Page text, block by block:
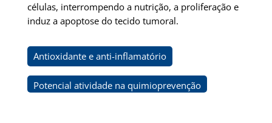
células, interrompendo a nutrição, a proliferação e
induz a apoptose do tecido tumoral.
Antioxidante e anti-inflamatório
Potencial atividade na quimioprevenção